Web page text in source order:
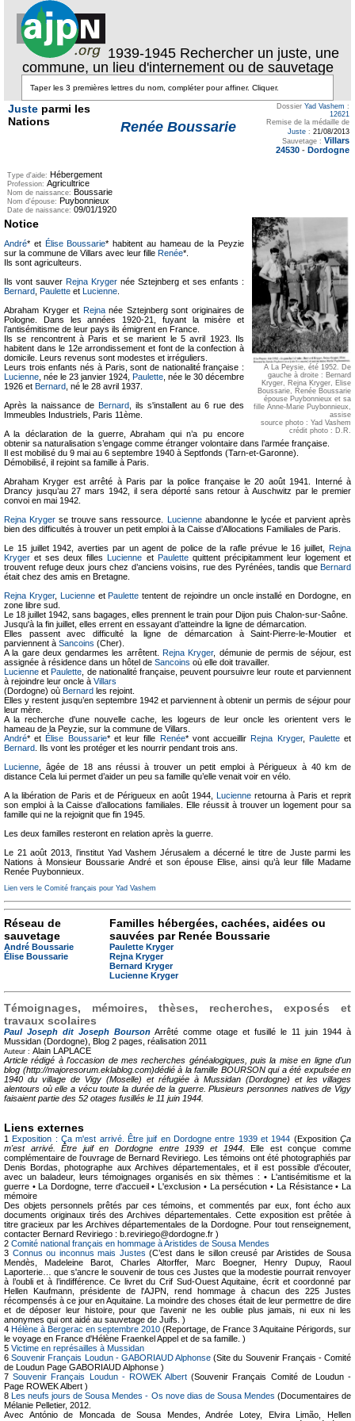
1939-1945 Rechercher un juste, une
commune, un lieu d'internement ou de sauvetage
Juste parmi les
Nations
Renée Boussarie
Dossier Yad Vashem :
12621
Remise de la médaille de
Juste : 21/08/2013
Sauvetage : Villars
24530 - Dordogne
Type d'aide: Hébergement
Profession: Agricultrice
Nom de naissance: Boussarie
Nom d'épouse: Puybonnieux
Date de naissance: 09/01/1920
A La Peysie, été 1952. De
gauche à droite : Bernard
Kryger, Rejna Kryger, Elise
Boussarie, Renée Boussarie
épouse Puybonnieux et sa
fille Anne-Marie Puybonnieux,
assise
source photo : Yad Vashem
crédit photo : D.R.
Notice
André* et Élise Boussarie* habitent au hameau de la Peyzie
sur la commune de Villars avec leur fille Renée*.
Ils sont agriculteurs.
Ils vont sauver Rejna Kryger née Sztejnberg et ses enfants :
Bernard Paulette et Lucienne
Abraham Kryger et Rejnanée Sztejnberg sont originaires de
Pologne. Dans les années 1920-21, fuyant la misère et
l’antisémitisme de leur pays ils émigrent en France.
Ils se rencontrent à Paris et se marient le 5 avril 1923. Ils
habitent dans le 12e arrondissement et font de la confection à
domicile. Leurs revenus sont modestes et irréguliers.
Leurs trois enfants nés à Paris, sont de nationalité française :
Lucienne , née le 23 janvier 1924, Paulette , née le 30 décembre
1926 et Bernard , né le 28 avril 1937.
Après la naissance de Bernard , ils s'installent au 6 rue des
Immeubles Industriels, Paris 11ème.
A la déclaration de la guerre, Abraham qui n’a pu encore
obtenir sa naturalisation s’engage comme étranger volontaire dans l’armée française.
Il est mobilisé du 9 mai au 6 septembre 1940 à Septfonds (Tarn-et-Garonne).
Démobilisé, il rejoint sa famille à Paris.
Abraham Kryger est arrêté à Paris par la police française le 20 août 1941. Interné à
Drancy jusqu’au 27 mars 1942, il sera déporté sans retour à Auschwitz par le premier
convoi en mai 1942.
Rejna Kryger se trouve sans ressource. Lucienneabandonne le lycée et parvient après
bien des difficultés à trouver un petit emploi à la Caisse d’Allocations Familiales de Paris.
Le 15 juillet 1942, averties par un agent de police de la rafle prévue le 16 juillet, Rejna
Kryger et ses deux fillesLucienne et Paulettequittent précipitamment leur logement et
trouvent refuge deux jours chez d’anciens voisins, rue des Pyrénées, tandis que Bernard
était chez des amis en Bretagne.
Rejna Kryger, LucienneetPaulette tentent de rejoindre un oncle installé en Dordogne, en
zone libre sud.
Le 18 juillet 1942, sans bagages, elles prennent le train pour Dijon puis Chalon-sur-Saône.
Jusqu'à la fin juillet, elles errent en essayant d’atteindre la ligne de démarcation.
Elles passent avec difficulté la ligne de démarcation à Saint-Pierre-le-Moutier et
parviennent à Sancoins (Cher).
A la gare deux gendarmes les arrêtent. Rejna Kryger, démunie de permis de séjour, est
assignée à résidence dans un hôtel de Sancoins où elle doit travailler.
Lucienne etPaulette , de nationalité française, peuvent poursuivre leur route et parviennent
à rejoindre leur oncle à Villars
(Dordogne) où Bernard les rejoint.
Elles y restent jusqu’en septembre 1942 et parviennent à obtenir un permis de séjour pour
leur mère.
A la recherche d'une nouvelle cache, les logeurs de leur oncle les orientent vers le
hameau de la Peyzie, sur la commune de Villars.
André* etÉlise Boussarie* et leur fille Renée* vont accueillirRejna Kryger, Pauletteet
Bernard . Ils vont les protéger et les nourrir pendant trois ans.
Lucienne , âgée de 18 ans réussi à trouver un petit emploi à Périgueux à 40 km de
distance Cela lui permet d’aider un peu sa famille qu’elle venait voir en vélo.
A la libération de Paris et de Périgueux en août 1944, Lucienne retourna à Paris et reprit
son emploi à la Caisse d’allocations familiales. Elle réussit à trouver un logement pour sa
famille qui ne la rejoignit que fin 1945.
Les deux familles resteront en relation après la guerre.
Le 21 août 2013, l’institut Yad Vashem Jérusalem a décerné le titre de Juste parmi les
Nations à Monsieur Boussarie André et son épouse Elise, ainsi qu’à leur fille Madame
Renée Puybonnieux.
Lien vers le Comité français pour Yad Vashem
Réseau de
sauvetage
André Boussarie
Élise Boussarie
Familles hébergées, cachées, aidées ou
sauvées par Renée Boussarie
Paulette Kryger
Rejna Kryger
Bernard Kryger
Lucienne Kryger
Témoignages, mémoires, thèses, recherches, exposés et
travaux scolaires
Paul Joseph dit Joseph Bourson Arrêté comme otage et fusillé le 11 juin 1944 à
Mussidan (Dordogne), Blog 2 pages, réalisation 2011
Auteur : Alain LAPLACE
Article rédigé à l'occasion de mes recherches généalogiques, puis la mise en ligne d'un
blog (http://majoresorum.eklablog.com)dédié à la famille BOURSON qui a été expulsée en
1940 du village de Vigy (Moselle) et réfugiée à Mussidan (Dordogne) et les villages
alentours où elle a vécu toute la durée de la guerre. Plusieurs personnes natives de Vigy
faisaient partie des 52 otages fusillés le 11 juin 1944.
Liens externes
1Exposition : Ça m'est arrivé. Être juif en Dordogne entre 1939 et 1944 (ExpositionÇa
m'est arrivé. Être juif en Dordogne entre 1939 et 1944. Elle est conçue comme
complémentaire de l'ouvrage de Bernard Reviriego. Les témoins ont été photographiés par
Denis Bordas, photographe aux Archives départementales, et il est possible d'écouter,
avec un baladeur, leurs témoignages organisés en six thèmes : • L'antisémitisme et la
guerre • La Dordogne, terre d'accueil • L'exclusion • La persécution • La Résistance • La
mémoire
Des objets personnels prêtés par ces témoins, et commentés par eux, font écho aux
documents originaux tirés des Archives départementales. Cette exposition est prêtée à
titre gracieux par les Archives départementales de la Dordogne. Pour tout renseignement,
contacter Bernard Reviriego : b.reviriego@dordogne.fr )
2 Comité national français en hommage à Aristides de Sousa Mendes
3 Connus ou inconnus mais Justes (C’est dans le sillon creusé par Aristides de Sousa
Mendès, Madeleine Barot, Charles Altorffer, Marc Boegner, Henry Dupuy, Raoul
Laporterie… que s'ancre le souvenir de tous ces Justes que la modestie pourrait renvoyer
à l’oubli et à l’indifférence. Ce livret du Crif Sud-Ouest Aquitaine, écrit et coordonné par
Hellen Kaufmann, présidente de l'AJPN, rend hommage à chacun des 225 Justes
récompensés à ce jour en Aquitaine. La moindre des choses était de leur permettre de dire
et de déposer leur histoire, pour que l’avenir ne les oublie plus jamais, ni eux ni les
anonymes qui ont aidé au sauvetage de Juifs. )
4 Hélène à Bergerac en septembre 2010 (Reportage, de France 3 Aquitaine Périgords, sur
le voyage en France d'Hélène Fraenkel Appel et de sa famille. )
5 Victime en représailles à Mussidan
6Souvenir Français Loudun - GABORIAUD Alphonse (Site du Souvenir Français - Comité
de Loudun Page GABORIAUD Alphonse )
7Souvenir Français Loudun - ROWEK Albert (Souvenir Français Comité de Loudun -
Page ROWEK Albert )
8Les neufs jours de Sousa Mendes - Os nove dias de Sousa Mendes (Documentaires de
Mélanie Pelletier, 2012.
Avec António de Moncada de Sousa Mendes, Andrée Lotey, Elvira Limão, Hellen